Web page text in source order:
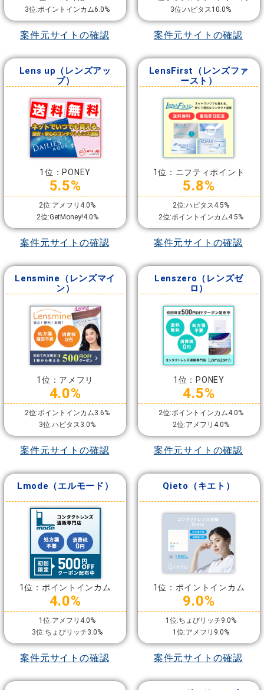
3位:ポイントインカム6.0%
案件元サイトの確認
3位:ハピタス10.0%
案件元サイトの確認
Lens up（レンズアッ
プ）
1位：PONEY
5.5%
2位:アメフリ4.0%
2位:GetMoney!4.0%
案件元サイトの確認
LensFirst（レンズファ
ースト）
1位：ニフティポイント
5.8%
2位:ハピタス4.5%
2位:ポイントインカム4.5%
案件元サイトの確認
Lensmine（レンズマイ
ン）
1位：アメフリ
4.0%
2位:ポイントインカム3.6%
3位:ハピタス3.0%
案件元サイトの確認
Lenszero（レンズゼ
ロ）
1位：PONEY
4.5%
2位:ポイントインカム4.0%
2位:アメフリ4.0%
案件元サイトの確認
Lmode（エルモード）
1位：ポイントインカム
4.0%
1位:アメフリ4.0%
3位:ちょびリッチ3.0%
案件元サイトの確認
Qieto（キエト）
1位：ポイントインカム
9.0%
1位:ちょびリッチ9.0%
1位:アメフリ9.0%
案件元サイトの確認